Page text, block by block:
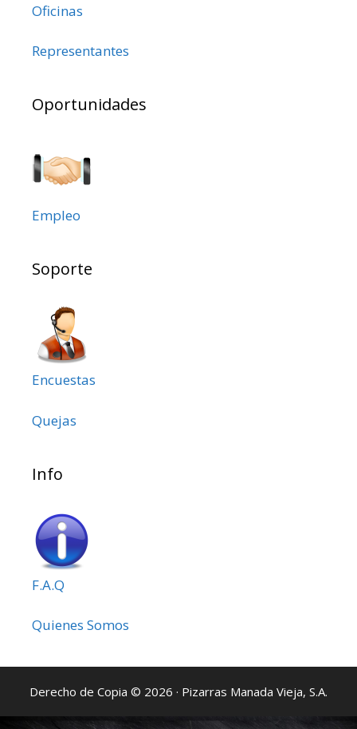
Oficinas
Representantes
Oportunidades
Empleo
Soporte
Encuestas
Quejas
Info
F.A.Q
Quienes Somos
Derecho de Copia © 2026 · Pizarras Manada Vieja, S.A.